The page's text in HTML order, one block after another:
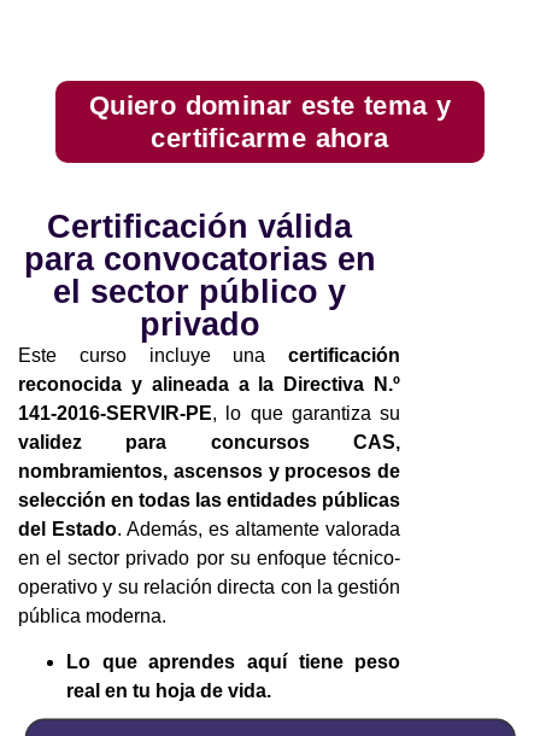
Quiero dominar este tema y
certificarme ahora
Certificación válida
para convocatorias en
el sector público y
privado
Este curso incluye unacertificación
reconocida y alineada a la Directiva N.º
141-2016-SERVIR-PE, lo que garantiza su
validez para concursos CAS,
nombramientos, ascensos y procesos de
selección en todas las entidades públicas
del Estado. Además, es altamente valorada
en el sector privado por su enfoque técnico-
operativo y su relación directa con la gestión
pública moderna.
Lo que aprendes aquí tiene peso
real en tu hoja de vida.